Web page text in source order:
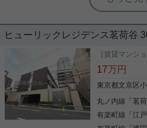
小日向エリ
リータイプ
２０１９年築
り、収納も豊
写真(9)
ヒューリックレジデンス茗荷谷
［賃貸マンショ
17万円
東京都文京区
丸ノ内線 「茗
有楽町線 「江